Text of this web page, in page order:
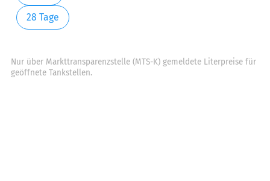
28 Tage
Nur über Markttransparenzstelle (MTS-K) gemeldete Literpreise für
geöffnete Tankstellen.